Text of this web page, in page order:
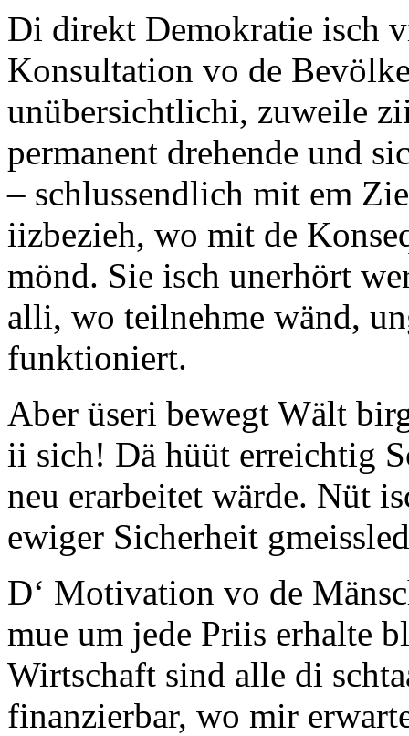
Di direkt Demokratie isch
Konsultation vo de
unübersichtlichi, zuweile
permanent drehende und
– schlussendlich mit em
iizbezieh, wo mit de
mönd. Sie isch unerhört
alli, wo teilnehme wänd,
funktioniert.
Aber üseri bewegt Wält
ii sich! Dä hüüt erreichtig
neu erarbeitet wärde. Nüt
ewiger Sicherheit
D‘ Motivation vo de
mue um jede Priis erhalte
Wirtschaft sind alle di
finanzierbar, wo mir